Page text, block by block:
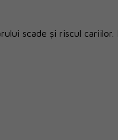
scade și riscul